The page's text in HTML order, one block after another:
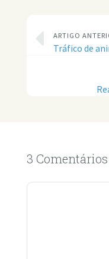
ARTIGO
Tráfico de
3 Comentários